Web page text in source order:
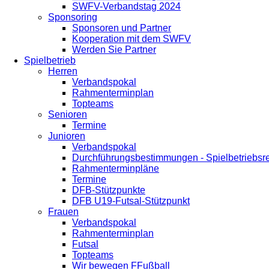
SWFV-Verbandstag 2024
Sponsoring
Sponsoren und Partner
Kooperation mit dem SWFV
Werden Sie Partner
Spielbetrieb
Herren
Verbandspokal
Rahmenterminplan
Topteams
Senioren
Termine
Junioren
Verbandspokal
Durchführungsbestimmungen -
Rahmenterminpläne
Termine
DFB-Stützpunkte
DFB U19-Futsal-Stützpunkt
Frauen
Verbandspokal
Rahmenterminplan
Futsal
Topteams
Wir bewegen FFußball